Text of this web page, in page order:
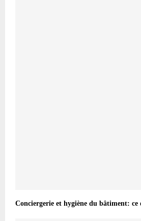
Conciergerie et hygiène du bâtiment: